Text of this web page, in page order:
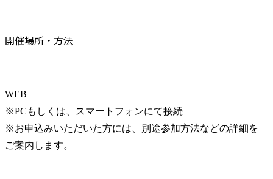
開催場所・方法
WEB
※PCもしくは、スマートフォンにて接続
※お申込みいただいた方には、別途参加方法などの詳細を
ご案内します。